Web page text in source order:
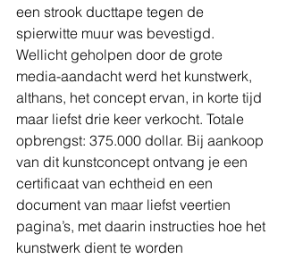
een strook ducttape tegen de
spierwitte muur was bevestigd.
Wellicht geholpen door de grote
media-aandacht werd het kunstwerk,
althans, het concept ervan, in korte tijd
maar liefst drie keer verkocht. Totale
opbrengst: 375.000 dollar. Bij aankoop
van dit kunstconcept ontvang je een
certificaat van echtheid en een
document van maar liefst veertien
pagina’s, met daarin instructies hoe het
kunstwerk dient te worden